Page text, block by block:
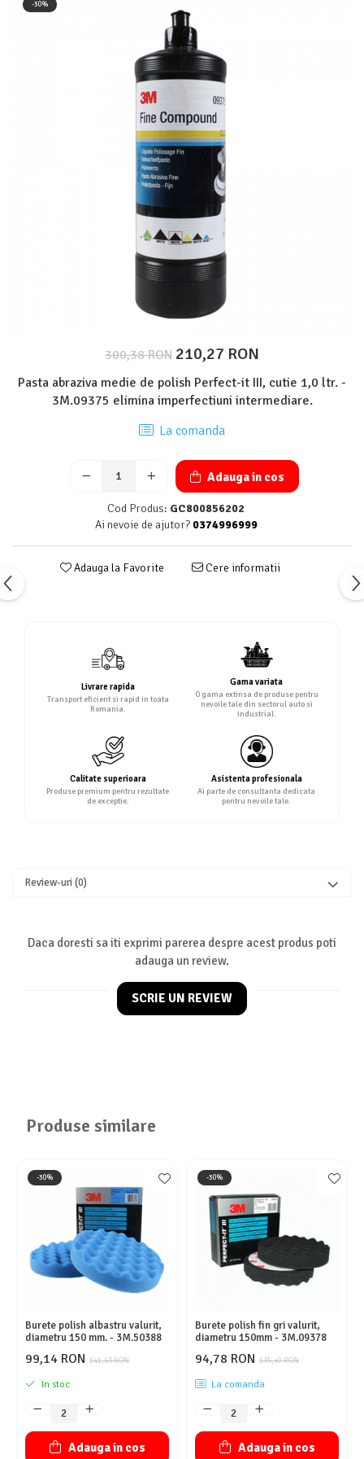
Protectie piele
-30%
300,38 RON 210,27 RON
Pasta abraziva medie de polish Perfect-it III, cutie 1,0 ltr. -
3M.09375 elimina imperfectiuni intermediare.
La comanda
Adauga in cos
Cod Produs: GC800856202
Ai nevoie de ajutor? 0374996999
Adauga la Favorite Cere informatii
Livrare rapida
Transport eficient si rapid in toata
Romania.
Gama variata
O gama extinsa de produse pentru
nevoile tale din sectorul auto si
industrial.
Calitate superioara
Produse premium pentru rezultate
de exceptie.
Asistenta profesionala
Ai parte de consultanta dedicata
pentru nevoile tale.
Review-uri(0)
Daca doresti sa iti exprimi parerea despre acest produs poti
adauga un review.
SCRIE UN REVIEW
Produse similare
-30%
Burete polish albastru valurit,
diametru 150 mm. - 3M.50388
141,63 RON
99,14 RON
In stoc
Adauga in cos
-30%
Burete polish fin gri valurit,
diametru 150mm - 3M.09378
135,40 RON
94,78 RON
La comanda
Adauga in cos